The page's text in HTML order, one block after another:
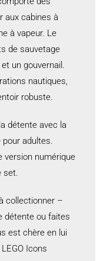
aux cabines à
à vapeur. Le
de sauvetage
un gouvernail.
nautiques,
robuste.
détente avec la
adultes.
version numérique
set.
collectionner –
détente ou faites
est chère en lui
Icons